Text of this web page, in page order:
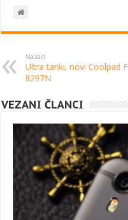
Nazad
Ultra tanki, novi Coolpad
8297N
VEZANI ČLANCI